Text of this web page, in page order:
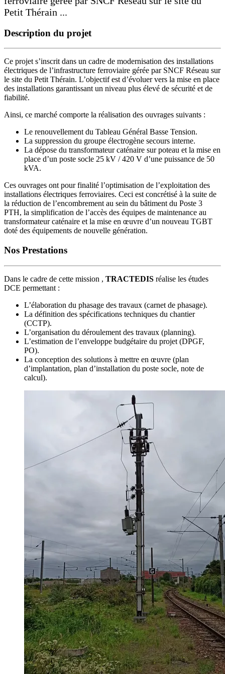
Petit Thérain ...
Description du projet
Ce projet s’inscrit dans un cadre de modernisation des installations
électriques de l’infrastructure ferroviaire gérée par SNCF Réseau sur
le site du Petit Thérain. L’objectif est d’évoluer vers la mise en place
des installations garantissant un niveau plus élevé de sécurité et de
fiabilité.
Ainsi, ce marché comporte la réalisation des ouvrages suivants :
Le renouvellement du Tableau Général Basse Tension.
La suppression du groupe électrogène secours interne.
La dépose du transformateur caténaire sur poteau et la mise en
place d’un poste socle 25 kV / 420 V d’une puissance de 50
kVA.
Ces ouvrages ont pour finalité l’optimisation de l’exploitation des
installations électriques ferroviaires. Ceci est concrétisé à la suite de
la réduction de l’encombrement au sein du bâtiment du Poste 3
PTH, la simplification de l’accès des équipes de maintenance au
transformateur caténaire et la mise en œuvre d’un nouveau TGBT
doté des équipements de nouvelle génération.
Nos Prestations
Dans le cadre de cette mission , TRACTEDIS réalise les études
DCE permettant :
L’élaboration du phasage des travaux (carnet de phasage).
La définition des spécifications techniques du chantier
(CCTP).
L’organisation du déroulement des travaux (planning).
L’estimation de l’enveloppe budgétaire du projet (DPGF,
PO).
La conception des solutions à mettre en œuvre (plan
d’implantation, plan d’installation du poste socle, note de
calcul).